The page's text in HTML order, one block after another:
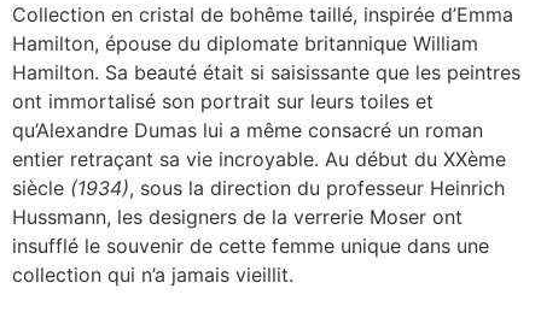
Collection en cristal de bohême taillé, inspirée d’Emma
Hamilton, épouse du diplomate britannique William
Hamilton. Sa beauté était si saisissante que les peintres
ont immortalisé son portrait sur leurs toiles et
qu’Alexandre Dumas lui a même consacré un roman
entier retraçant sa vie incroyable. Au début du XXème
siècle (1934), sous la direction du professeur Heinrich
Hussmann, les designers de la verrerie Moser ont
insufflé le souvenir de cette femme unique dans une
collection qui n’a jamais vieillit.